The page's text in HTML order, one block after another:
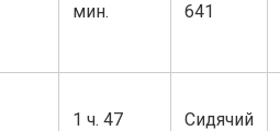
мин.
641
1 ч. 47
Сидячий